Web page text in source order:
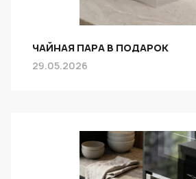
ЧАЙНАЯ ПАРА В ПОДАРОК
29.05.2026